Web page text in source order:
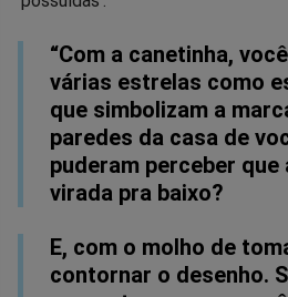
“Com a canetinha,
várias estrelas como
que simbolizam a
paredes da casa de
puderam perceber que
virada pra baixo?
E, com o molho de
contornar o desenho.